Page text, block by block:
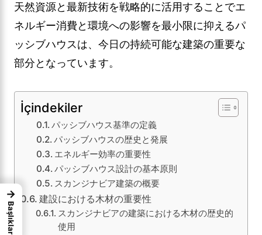
天然資源と最新技術を戦略的に活用することでエ
ネルギー消費と環境への影響を最小限に抑えるパ
ッシブハウスは、今日の持続可能な建築の重要な
部分となっています。
İçindekiler
パッシブハウス基準の定義
パッシブハウスの歴史と発展
エネルギー効率の重要性
パッシブハウス設計の基本原則
スカンジナビア建築の概要
建設における木材の重要性
スカンジナビアの建築における木材の歴史的
使用
→
Başlıklar